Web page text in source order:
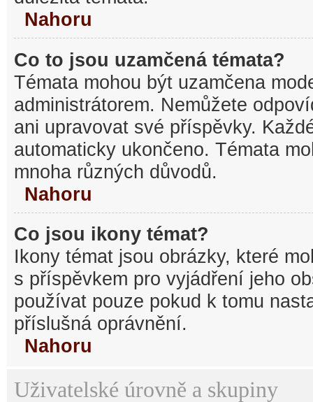
Nahoru
Co to jsou uzamčená témata?
Témata mohou být uzamčena
administrátorem. Nemůžete
ani upravovat své příspěvky.
automaticky ukončeno. Témata
mnoha různých důvodů.
Nahoru
Co jsou ikony témat?
Ikony témat jsou obrázky, které
s příspěvkem pro vyjádření jeho
používat pouze pokud k tomu
příslušná oprávnění.
Nahoru
Uživatelské úrovně a skupiny